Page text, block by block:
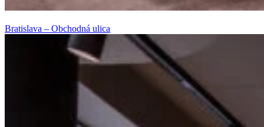
Bratislava – Obchodná ulica